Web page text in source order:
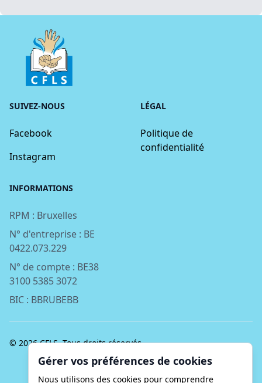
SUIVEZ-NOUS
Facebook
Instagram
LÉGAL
Politique de
confidentialité
INFORMATIONS
RPM : Bruxelles
N° d'entreprise : BE
0422.073.229
N° de compte : BE38
3100 5385 3072
BIC : BBRUBEBB
© 2026CFLS. Tous droits réservés.
Gérer vos préférences de cookies
Nous utilisons des cookies pour comprendre